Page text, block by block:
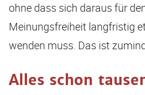
ohne dass sich daraus für
Meinungsfreiheit langfristig
wenden muss. Das ist
Alles schon